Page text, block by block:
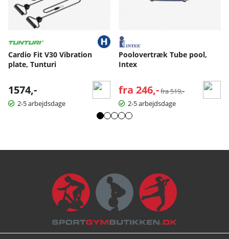
Cardio Fit V30 Vibration
plate, Tunturi
1574,-
2-5 arbejdsdage
Poolovertræk Tube pool,
Intex
fra 246,- Normalpris:
fra 519,-
2-5 arbejdsdage